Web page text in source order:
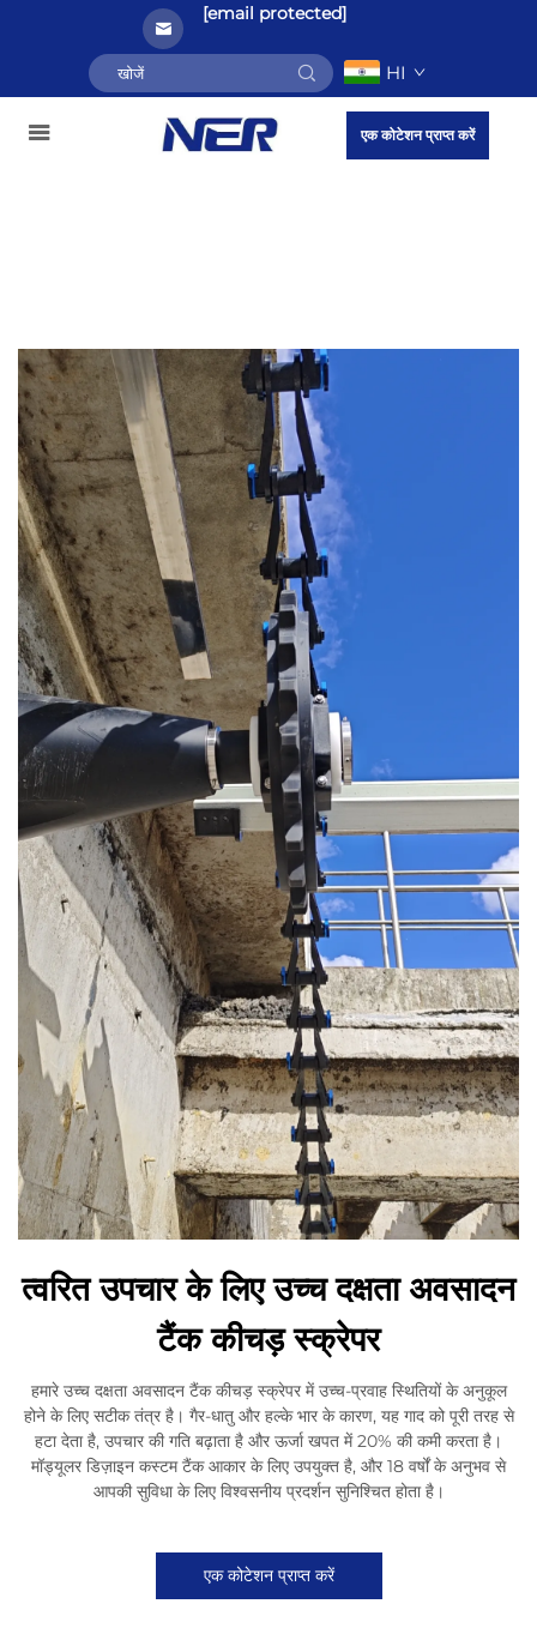
[email protected]
HI
एक कोटेशन प्राप्त करें
त्वरित उपचार के लिए उच्च दक्षता अवसादन
टैंक कीचड़ स्क्रेपर
हमारे उच्च दक्षता अवसादन टैंक कीचड़ स्क्रेपर में उच्च-प्रवाह स्थितियों के अनुकूल
होने के लिए सटीक तंत्र है। गैर-धातु और हल्के भार के कारण, यह गाद को पूरी तरह से
हटा देता है, उपचार की गति बढ़ाता है और ऊर्जा खपत में 20% की कमी करता है।
मॉड्यूलर डिज़ाइन कस्टम टैंक आकार के लिए उपयुक्त है, और 18 वर्षों के अनुभव से
आपकी सुविधा के लिए विश्वसनीय प्रदर्शन सुनिश्चित होता है।
एक कोटेशन प्राप्त करें